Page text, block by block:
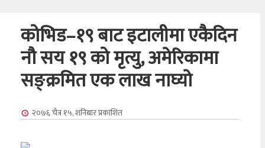
कोभिड–१९ बाट इटालीमा एकैदिन
नौ सय १९ को मृत्यु, अमेरिकामा
सङ्क्रमित एक लाख नाघ्यो
२०७६ चैत्र १५, शनिबारप्रकाशित